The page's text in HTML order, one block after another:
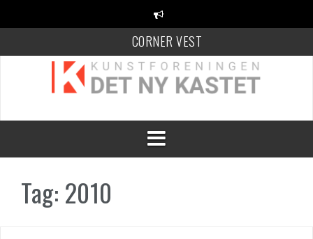
CORNER VEST
KANT Festival
100 Danske Keramikere
Tag: 2010